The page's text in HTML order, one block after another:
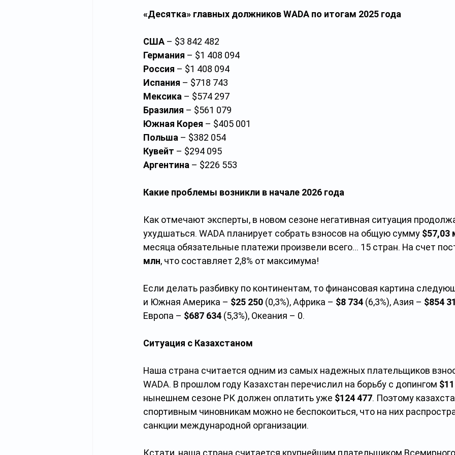
«Десятка» главных должников WADA по итогам 2025 года
США – $3 842 482
Германия – $1 408 094
Россия – $1 408 094
Испания – $718 743
Мексика – $574 297
Бразилия – $561 079
Южная Корея – $405 001
Польша – $382 054
Кувейт – $294 095
Аргентина – $226 553
Какие проблемы возникли в начале 2026 года
Как отмечают эксперты, в новом сезоне негативная ситуация
ухудшаться. WADA планирует собрать взносов на общую сумму $57,03
месяца обязательные платежи произвели всего… 15 стран. На счет
млн, что составляет 2,8% от максимума!
Если делать разбивку по континентам, то финансовая картина
и Южная Америка – $25 250 (0,3%), Африка – $8 734 (6,3%), Азия – $854
Европа – $687 634 (5,3%), Океания – 0.
Ситуация с Казахстаном
Наша страна считается одним из самых надежных плательщиков
WADA. В прошлом году Казахстан перечислил на борьбу с допингом
нынешнем сезоне РК должен оплатить уже $124 477. Поэтому
спортивным чиновникам можно не беспокоиться, что на них
санкции международной организации.
Кстати, наша страна считается крупнейшим плательщиком